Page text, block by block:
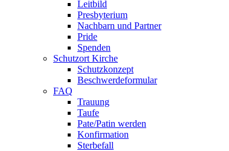
Leitbild
Presbyterium
Nachbarn und Partner
Pride
Spenden
Schutzort Kirche
Schutzkonzept
Beschwerdeformular
FAQ
Trauung
Taufe
Pate/Patin werden
Konfirmation
Sterbefall